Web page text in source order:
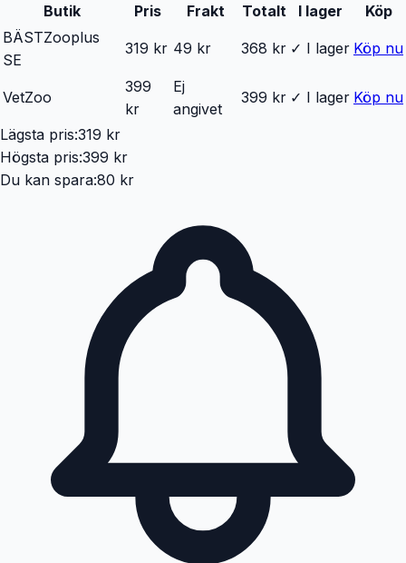
Butik
Pris Frakt Totalt I lager
Köp
BÄSTZooplus
SE
319 kr 49 kr 368 kr ✓ I lager Köp nu
VetZoo
399
kr
Ej
angivet
399 kr ✓ I lager Köp nu
Lägsta pris:319 kr
Högsta pris:399 kr
Du kan spara:80 kr